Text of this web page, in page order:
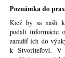
Poznámka do
Kiež by sa našli
podali informácie
zaradiť ich do
k Stvoriteľovi. V